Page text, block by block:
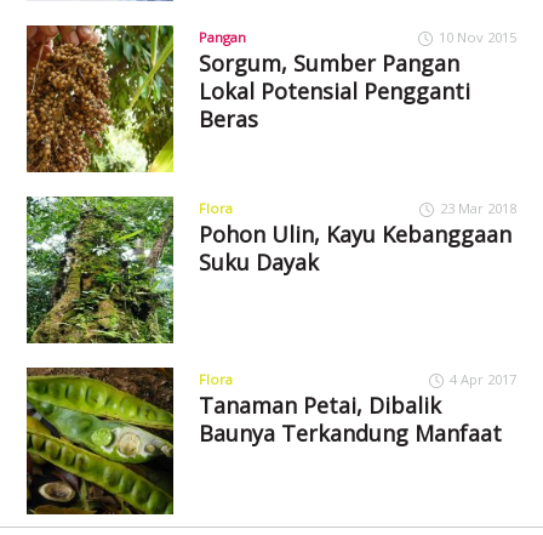
Pangan 10 Nov 2015
Sorgum, Sumber Pangan
Lokal Potensial Pengganti
Beras
Flora 23 Mar 2018
Pohon Ulin, Kayu Kebanggaan
Suku Dayak
Flora 4 Apr 2017
Tanaman Petai, Dibalik
Baunya Terkandung Manfaat